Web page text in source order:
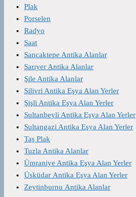
Plak
Porselen
Radyo
Saat
Sancaktepe Antika Alanlar
Sarıyer Antika Alanlar
Şile Antika Alanlar
Silivri Antika Eşya Alan Yerler
Şişli Antika Eşya Alan Yerler
Sultanbeyli Antika Eşya Alan Yerler
Sultangazi Antika Eşya Alan Yerler
Taş Plak
Tuzla Antika Alanlar
Ümraniye Antika Eşya Alan Yerler
Üsküdar Antika Eşya Alan Yerler
Zeytinburnu Antika Alanlar